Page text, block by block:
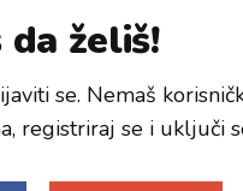
želiš!
se. Nemaš
registriraj se i uključi